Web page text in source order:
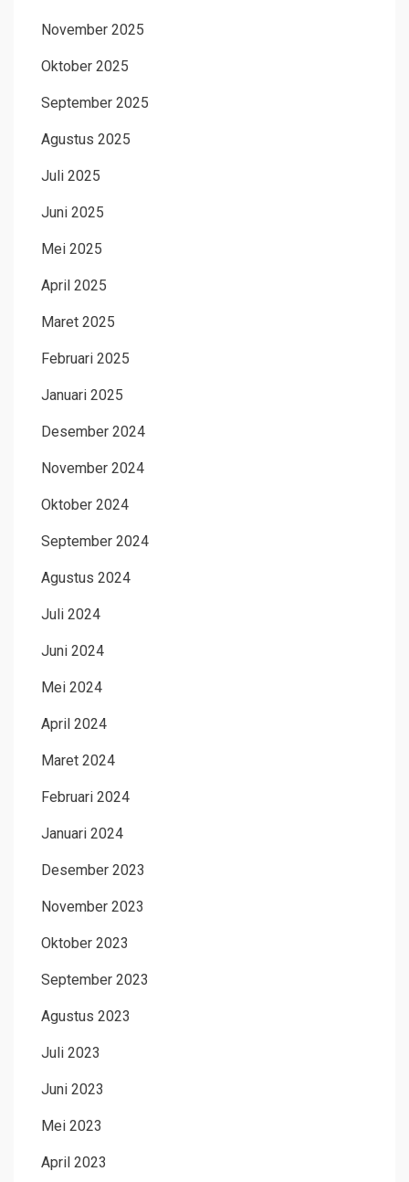
November 2025
Oktober 2025
September 2025
Agustus 2025
Juli 2025
Juni 2025
Mei 2025
April 2025
Maret 2025
Februari 2025
Januari 2025
Desember 2024
November 2024
Oktober 2024
September 2024
Agustus 2024
Juli 2024
Juni 2024
Mei 2024
April 2024
Maret 2024
Februari 2024
Januari 2024
Desember 2023
November 2023
Oktober 2023
September 2023
Agustus 2023
Juli 2023
Juni 2023
Mei 2023
April 2023